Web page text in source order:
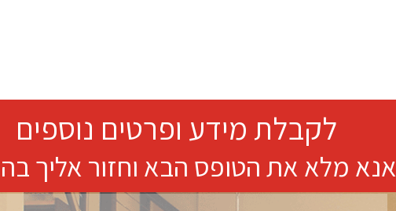
לקבלת מידע ופרטים נוספים
אנא מלא את הטופס הבא וחזור אליך